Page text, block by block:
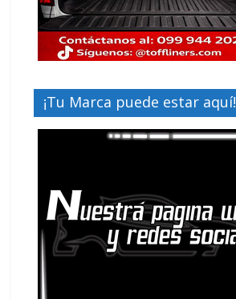
¡Tu Marca puede estar aquí!